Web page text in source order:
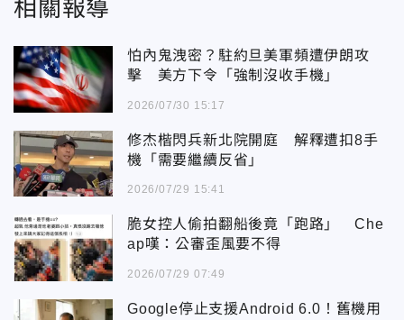
相關報導
怕內鬼洩密？駐約旦美軍頻遭伊朗攻
擊 美方下令「強制沒收手機」
2026/07/30 15:17
修杰楷閃兵新北院開庭 解釋遭扣8手
機「需要繼續反省」
2026/07/29 15:41
脆女控人偷拍翻船後竟「跑路」 Che
ap嘆：公審歪風要不得
2026/07/29 07:49
Google停止支援Android 6.0！舊機用